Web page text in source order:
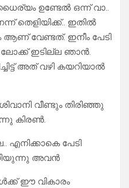
ഉണ്ടേൽ ഒന്ന് വാ..
തെളിയിക്ക്.. ഇതിൽ
വേണ്ടത്. ഇനീം പേടി
ഇടില്ല ഞാൻ.
അത് വഴി കയറിയാൽ
വീണ്ടും തിരിഞ്ഞു
കിരൺ.
എനിക്കാകെ പേടി
അവൻ
ഈ വികാരം